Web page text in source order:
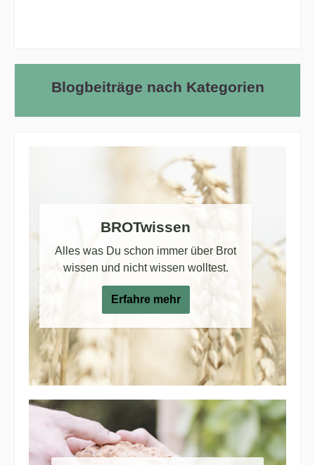
Blogbeiträge nach Kategorien
BROTwissen
Alles was Du schon immer über Brot
wissen und nicht wissen wolltest.
Erfahre mehr